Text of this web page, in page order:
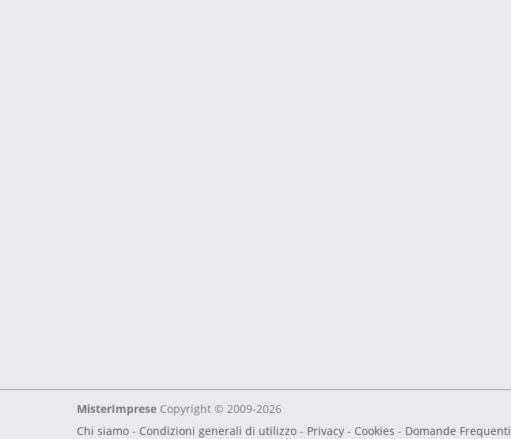
MisterImprese Copyright © 2009-2026
Chi siamo - Condizioni generali di utilizzo - Privacy - Cookies - Domande Frequenti